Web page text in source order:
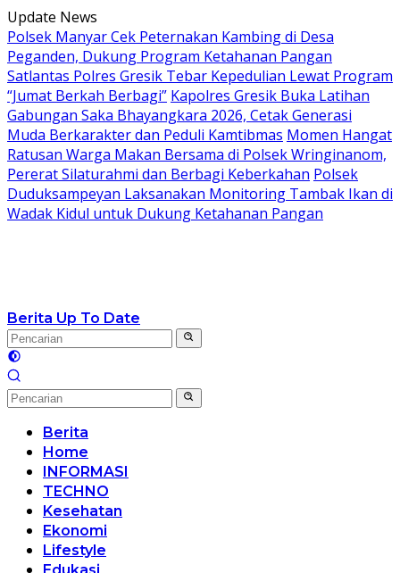
Langsung
ke
konten
Update News
Polsek Manyar Cek Peternakan Kambing di Desa
Peganden, Dukung Program Ketahanan Pangan
Satlantas Polres Gresik Tebar Kepedulian Lewat Program
“Jumat Berkah Berbagi” Kapolres Gresik Buka Latihan
Gabungan Saka Bhayangkara 2026, Cetak Generasi
Muda Berkarakter dan Peduli Kamtibmas Momen Hangat
Ratusan Warga Makan Bersama di Polsek Wringinanom,
Pererat Silaturahmi dan Berbagi Keberkahan Polsek
Duduksampeyan Laksanakan Monitoring Tambak Ikan di
Wadak Kidul untuk Dukung Ketahanan Pangan
Berita Up To Date
Berita
Home
INFORMASI
TECHNO
Kesehatan
Ekonomi
Lifestyle